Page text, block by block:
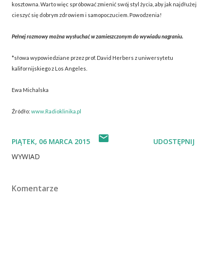
kosztowna. Warto więc spróbować zmienić swój styl życia, aby jak najdłużej
cieszyć się dobrym zdrowiem i samopoczuciem. Powodzenia!
Pełnej rozmowy można wysłuchać w zamieszczonym do wywiadu nagraniu.
*słowa wypowiedziane przez prof. David Herbers z uniwersytetu
kalifornijskiego z Los Angeles.
Ewa Michalska
Źródło: www.Radioklinika.pl
PIĄTEK, 06 MARCA 2015
WYWIAD
UDOSTĘPNIJ
Komentarze